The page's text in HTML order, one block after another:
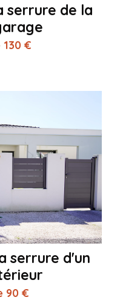
serrure de la
€
serrure d'un
90 €